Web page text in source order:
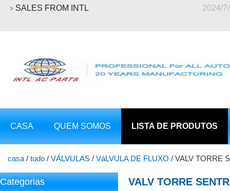
SALES FROM INTL 2024/
CASA QUEM SOMOS LISTA DE PRODUTOS
casa / tudo / VÁLVULAS / VáLVULA DE FLUXO / VALV TORRE
Nissan Sentra
Categorias
VALV TORRE